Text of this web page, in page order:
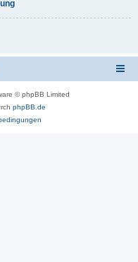
© phpBB Limited
phpBB.de